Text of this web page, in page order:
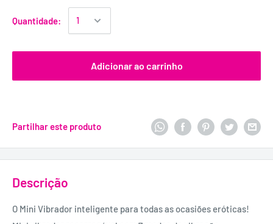
Quantidade:
Adicionar ao carrinho
Partilhar este produto
Descrição
O Mini Vibrador inteligente para todas as ocasiões eróticas!